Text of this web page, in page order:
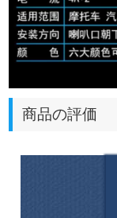
商品の評価